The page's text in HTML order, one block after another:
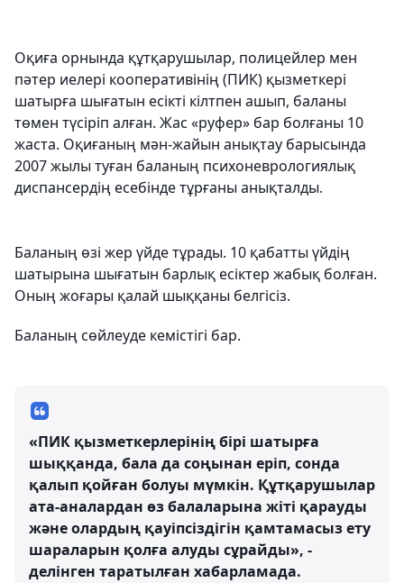
Оқиға орнында құтқарушылар, полицейлер мен
пәтер иелері кооперативінің (ПИК) қызметкері
шатырға шығатын есікті кілтпен ашып, баланы
төмен түсіріп алған. Жас «руфер» бар болғаны 10
жаста. Оқиғаның мән-жайын анықтау барысында
2007 жылы туған баланың психоневрологиялық
диспансердің есебінде тұрғаны анықталды.
Баланың өзі жер үйде тұрады. 10 қабатты үйдің
шатырына шығатын барлық есіктер жабық болған.
Оның жоғары қалай шыққаны белгісіз.
Баланың сөйлеуде кемістігі бар.
«ПИК қызметкерлерінің бірі шатырға
шыққанда, бала да соңынан еріп, сонда
қалып қойған болуы мүмкін. Құтқарушылар
ата-аналардан өз балаларына жіті қарауды
және олардың қауіпсіздігін қамтамасыз ету
шараларын қолға алуды сұрайды», -
делінген таратылған хабарламада.